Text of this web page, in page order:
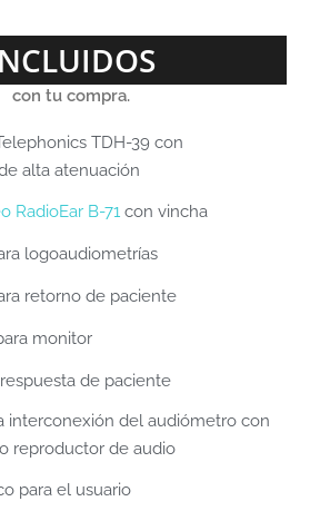
con tu compra.
TDH-39 con
alta atenuación
RadioEar B-71con vincha
logoaudiometrías
retorno de paciente
monitor
de paciente
interconexión del audiómetro con
reproductor de audio
para el usuario